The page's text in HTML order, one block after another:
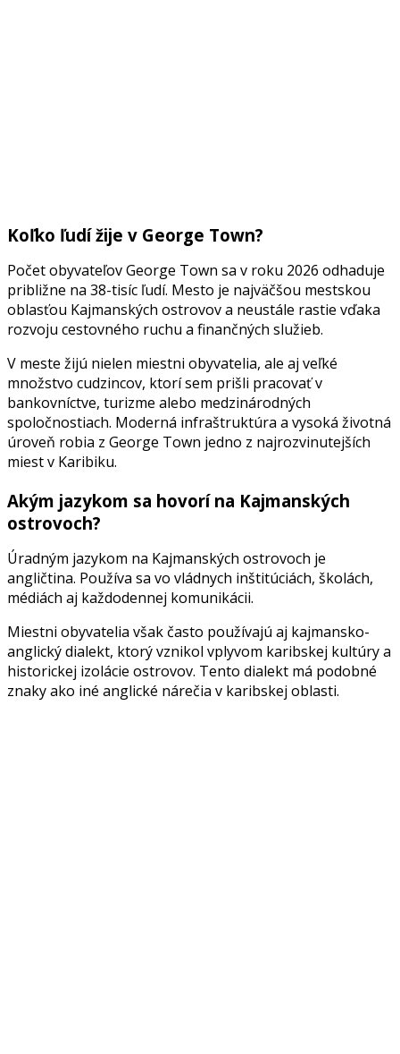
Koľko ľudí žije v George Town?
Počet obyvateľov George Town sa v roku 2026 odhaduje
približne na 38-tisíc ľudí. Mesto je najväčšou mestskou
oblasťou Kajmanských ostrovov a neustále rastie vďaka
rozvoju cestovného ruchu a finančných služieb.
V meste žijú nielen miestni obyvatelia, ale aj veľké
množstvo cudzincov, ktorí sem prišli pracovať v
bankovníctve, turizme alebo medzinárodných
spoločnostiach. Moderná infraštruktúra a vysoká životná
úroveň robia z George Town jedno z najrozvinutejších
miest v Karibiku.
Akým jazykom sa hovorí na Kajmanských
ostrovoch?
Úradným jazykom na Kajmanských ostrovoch je
angličtina. Používa sa vo vládnych inštitúciách, školách,
médiách aj každodennej komunikácii.
Miestni obyvatelia však často používajú aj kajmansko-
anglický dialekt, ktorý vznikol vplyvom karibskej kultúry a
historickej izolácie ostrovov. Tento dialekt má podobné
znaky ako iné anglické nárečia v karibskej oblasti.